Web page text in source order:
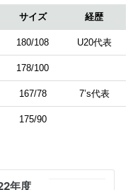
サイズ 経歴
180/108 U20代表
178/100
167/78 7’s代表
175/90